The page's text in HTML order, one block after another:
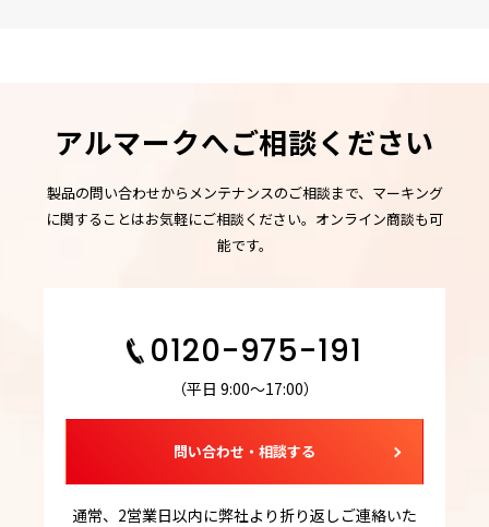
アルマークへご相談ください
製品の問い合わせからメンテナンスのご相談まで、マーキング
に関することはお気軽にご相談ください。オンライン商談も可
能です。
0120-975-191
（平日 9:00～17:00）
問い合わせ・相談する
通常、2営業日以内に弊社より折り返しご連絡いた